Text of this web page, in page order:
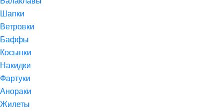
Шапки
Ветровки
Баффы
Косынки
Накидки
Фартуки
Анораки
Жилеты